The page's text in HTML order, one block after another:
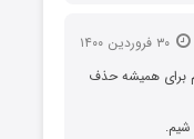
۳۰ فروردین ۱۴۰۰
برای همیشه حذف